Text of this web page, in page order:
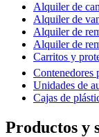
Alquiler de
Alquiler de
Alquiler de
Alquiler de
Carritos y
Contenedores
Unidades de
Cajas de
Productos y